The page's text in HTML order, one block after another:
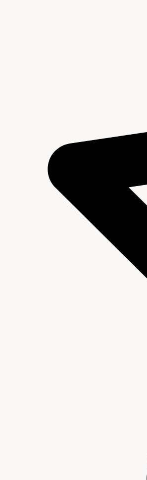
Aanwijzingen voor de gebruiker